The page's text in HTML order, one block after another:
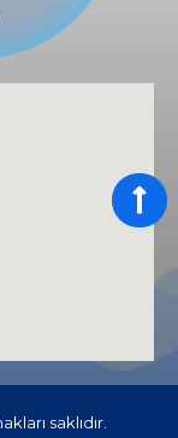
saklıdır.